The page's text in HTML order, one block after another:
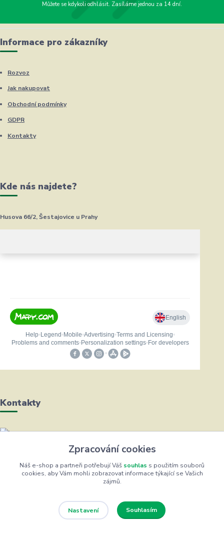
Můžete se kdykoli odhlásit. Zasíláme jednou za 14 dní.
Informace pro zákazníky
Rozvoz
Jak nakupovat
Obchodní podmínky
GDPR
Kontakty
Kde nás najdete?
Husova 66/2, Šestajovice u Prahy
Kontakty
Helena Bayerová
+420 604 711 491
(Po-Čt, 8-16 hod.)
Zpracování cookies
Náš e-shop a partneři potřebují Váš souhlas s použitím souborů
cookies, aby Vám mohli zobrazovat informace týkající se Vašich
zájmů.
Nastavení Souhlasím